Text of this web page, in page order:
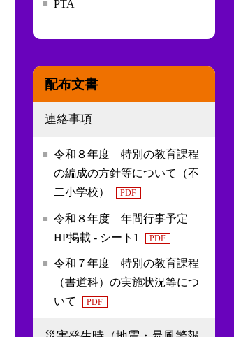
PTA
配布文書
連絡事項
令和８年度 特別の教育課程
の編成の方針等について（不
二小学校）
PDF
令和８年度 年間行事予定
HP掲載 - シート1
PDF
令和７年度 特別の教育課程
（書道科）の実施状況等につ
いて
PDF